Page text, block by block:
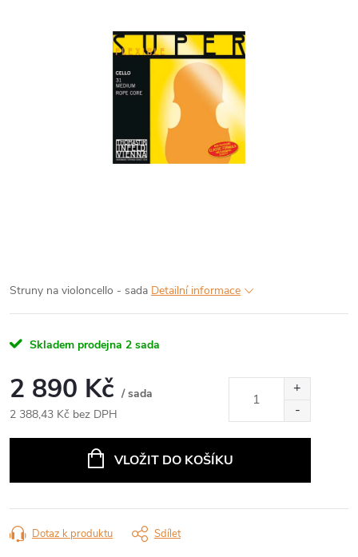
Struny na violoncello - sada Detailní informace
Skladem prodejna 2 sada
2 890 Kč / sada
2 388,43 Kč bez DPH
VLOŽIT DO KOŠÍKU
Dotaz k produktu Sdílet